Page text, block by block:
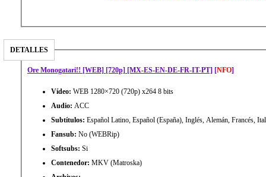
DETALLES
Ore Monogatari!! [WEB] [720p] [MX-ES-EN-DE-FR-IT-PT] [NFO]
Vídeo: WEB 1280×720 (720p) x264 8 bits
Audio: ACC
Subtítulos: Español Latino, Español (España), Inglés, Alemán, Francés,
Fansub: No (WEBRip)
Softsubs: Si
Contenedor: MKV (Matroska)